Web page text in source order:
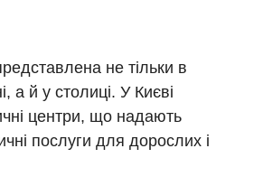
не тільки в
а й у столиці. У Києві
центри, що надають
послуги для дорослих і